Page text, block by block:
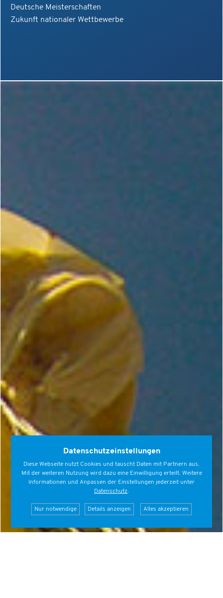
Deutsche Meisterschaften
Zukunft nationaler Wettbewerbe
Datenschutzeinstellungen
Diese Webseite nutzt Cookies und tauscht Daten mit Partnern aus.
Mit der weiteren Nutzung wird dazu eine Einwilligung erteilt. Weitere
Informationen und Anpassen der Einstellungen jederzeit unter
Datenschutz.
Nur notwendige Details anzeigen Alles akzeptieren